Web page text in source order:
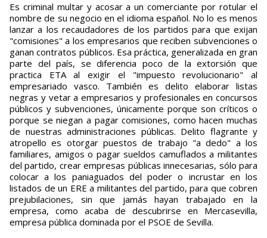
Es criminal multar y acosar a un comerciante por rotular el
nombre de su negocio en el idioma español. No lo es menos
lanzar a los recaudadores de los partidos para que exijan
"comisiones" a los empresarios que reciben subvenciones o
ganan contratos públicos. Esa práctica, generalizada en gran
parte del país, se diferencia poco de la extorsión que
practica ETA al exigir el "impuesto revolucionario" al
empresariado vasco. También es delito elaborar listas
negras y vetar a empresarios y profesionales en concursos
públicos y subvenciones, únicamente porque son críticos o
porque se niegan a pagar comisiones, como hacen muchas
de nuestras administraciones públicas. Delito flagrante y
atropello es otorgar puestos de trabajo "a dedo" a los
familiares, amigos o pagar sueldos camuflados a militantes
del partido, crear empresas públicas innecesarias, sólo para
colocar a los paniaguados del poder o incrustar en los
listados de un ERE a militantes del partido, para que cobren
prejubilaciones, sin que jamás hayan trabajado en la
empresa, como acaba de descubrirse en Mercasevilla,
empresa pública dominada por el PSOE de Sevilla.